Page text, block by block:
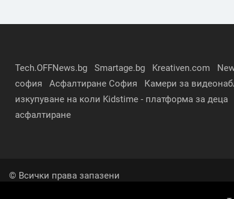
Tech.OFFNews.bg Smartage.bg Kreativen.com
софия
Асфалтиране София Камери за
изкупуване на коли Kidstime - платформа за деца
асфалтиране
© Всички права запазени